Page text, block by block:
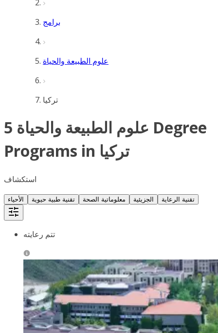
برامج
علوم الطبيعة والحياة
تركيا
5 علوم الطبيعة والحياة Degree
Programs in تركيا
استكشاف
الأحياء تقنية طبية حيوية معلوماتية الصحة الجزيئية تقنية الرعاية
تتم رعايته